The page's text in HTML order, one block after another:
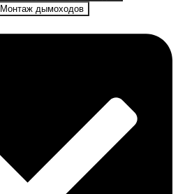
Монтаж дымоходов